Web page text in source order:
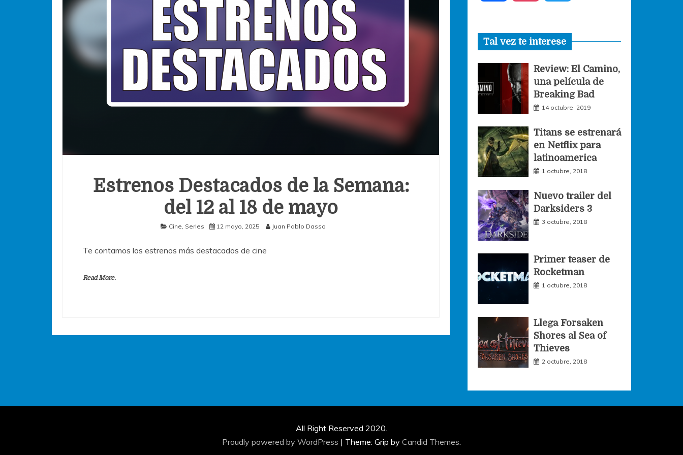
Estrenos Destacados de la Semana:
del 12 al 18 de mayo
Cine Series 12 mayo, 2025 Juan Pablo Dasso
Te contamos los estrenos más destacados de cine
Read More.
c
e
b
o
o
s
t
a
g
r
m
i
t
t
r
Tal vez te interese
Review: El Camino,
una película de
Breaking Bad
14 octubre, 2019
Titans se estrenará
en Netflix para
latinoamerica
1 octubre, 2018
Nuevo trailer del
Darksiders 3
3 octubre, 2018
Primer teaser de
Rocketman
1 octubre, 2018
Llega Forsaken
Shores al Sea of
Thieves
2 octubre, 2018
All Right Reserved 2020.
Proudly powered by WordPress | Theme: Grip by Candid Themes.